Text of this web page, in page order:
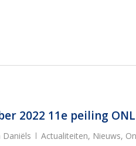
2022 11e peiling
Daniëls Actualiteiten, Nieuws,